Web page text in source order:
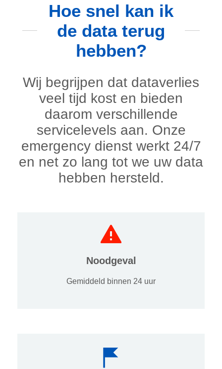
Hoe snel kan ik
de data terug
hebben?
Wij begrijpen dat dataverlies
veel tijd kost en bieden
daarom verschillende
servicelevels aan. Onze
emergency dienst werkt 24/7
en net zo lang tot we uw data
hebben hersteld.
Noodgeval
Gemiddeld binnen 24 uur